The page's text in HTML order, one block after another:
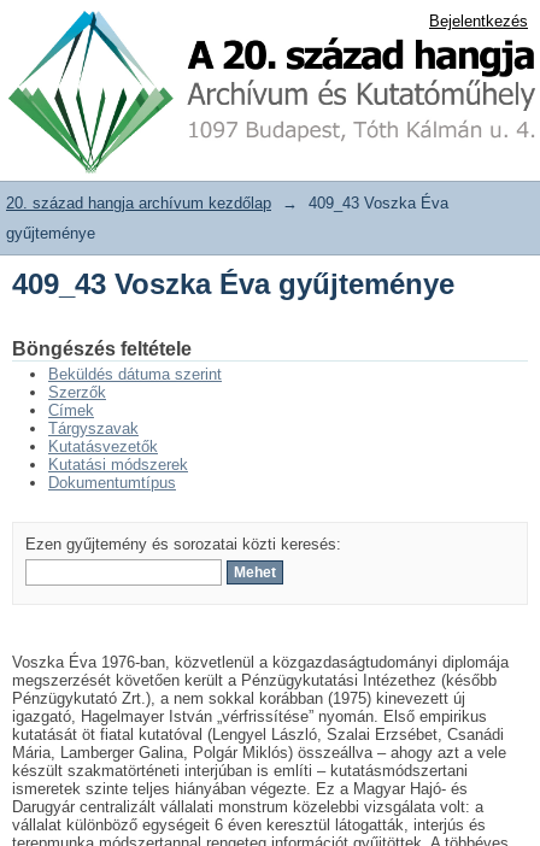
409_43 Voszka Éva gyűjteménye
20. század hangja archívum adattár Bejelentkezés
20. század hangja archívum kezdőlap →
409_43 Voszka Éva
gyűjteménye
409_43 Voszka Éva gyűjteménye
Böngészés feltétele
Beküldés dátuma szerint
Szerzők
Címek
Tárgyszavak
Kutatásvezetők
Kutatási módszerek
Dokumentumtípus
Ezen gyűjtemény és sorozatai közti keresés:
Voszka Éva 1976-ban, közvetlenül a közgazdaságtudományi diplomája
megszerzését követően került a Pénzügykutatási Intézethez (később
Pénzügykutató Zrt.), a nem sokkal korábban (1975) kinevezett új
igazgató, Hagelmayer István „vérfrissítése” nyomán. Első empirikus
kutatását öt fiatal kutatóval (Lengyel László, Szalai Erzsébet, Csanádi
Mária, Lamberger Galina, Polgár Miklós) összeállva – ahogy azt a vele
készült szakmatörténeti interjúban is említi – kutatásmódszertani
ismeretek szinte teljes hiányában végezte. Ez a Magyar Hajó- és
Darugyár centralizált vállalati monstrum közelebbi vizsgálata volt: a
vállalat különböző egységeit 6 éven keresztül látogatták, interjús és